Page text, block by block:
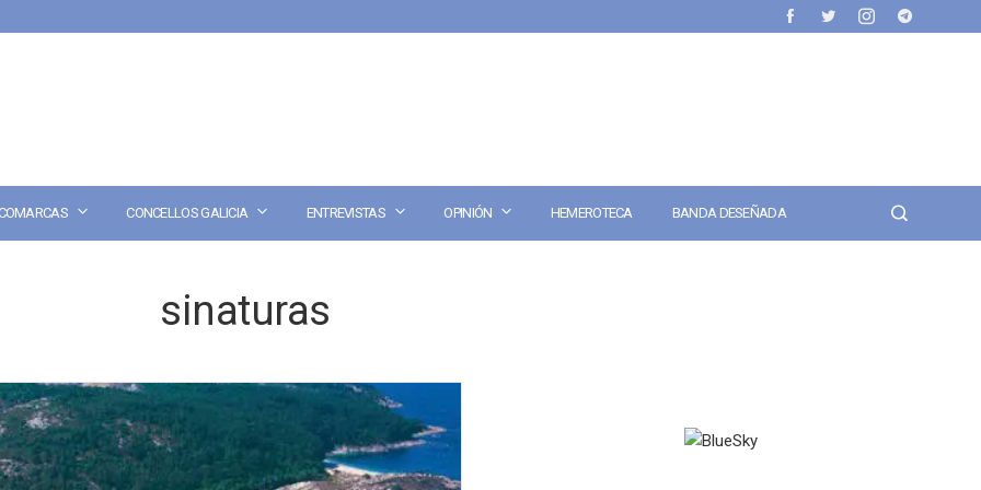
CONCELLOS GALICIA ENTREVISTAS OPINIÓN HEMEROTECA BANDA DESEÑADA
sinaturas